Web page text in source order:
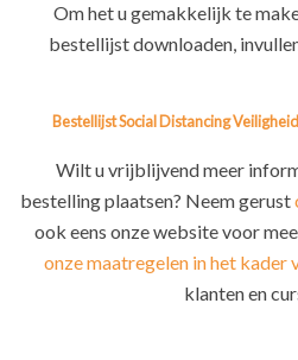
Om het u gemakkelijk te
bestellijst downloaden,
Bestellijst Social Distancing
Wilt u vrijblijvend meer
bestelling plaatsen? Neem gerust
ook eens onze website voor
onze maatregelen in het kader
klanten en